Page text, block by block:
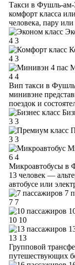
Такси в Фушль-ам-
комфорт класса
человека, пару
4 3
4 3
4 4
Вип такси в
минивэне
поездок и
3 3
3 3
6 4
Микроавтобусы в
13 человек —
автобусе или
7
7 7
10 10
13 13
Групповой
путешествующих